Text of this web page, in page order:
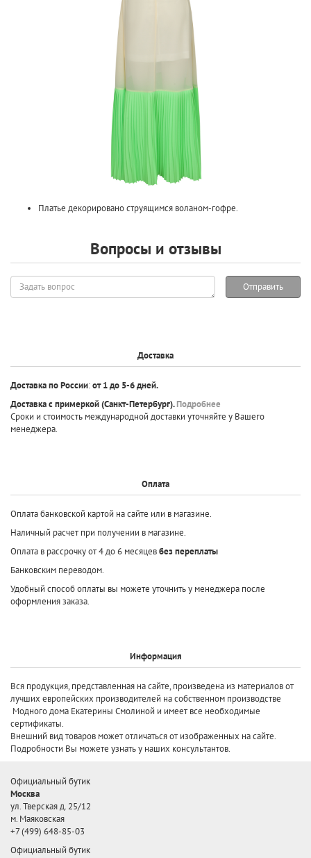
Платье декорировано струящимся воланом-гофре.
Вопросы и отзывы
Задать
вопрос
Отправить
Доставка
Доставка по России:от 1 до 5-6 дней.
Доставка с примеркой(Санкт-Петербург).Подробнее
Сроки и стоимость международной доставки уточняйте у Вашего
менеджера.
Оплата
Оплата банковской картой на сайте или в магазине.
Наличный расчет при получении в магазине.
Оплата в рассрочку от 4 до 6 месяцевбез переплаты
Банковским переводом.
Удобный способ оплаты вы можете уточнить у менеджера после
оформления заказа.
Информация
Вся продукция, представленная на сайте, произведена из материалов от
лучших европейских производителей на собственном производстве
Модного дома Екатерины Смолиной и имеет все необходимые
сертификаты.
Внешний вид товаров может отличаться от изображенных на сайте.
Подробности Вы можете узнать у наших консультантов.
Официальный бутик
Москва
ул. Тверская д. 25/12
м. Маяковская
+7 (499) 648-85-03
Официальный бутик